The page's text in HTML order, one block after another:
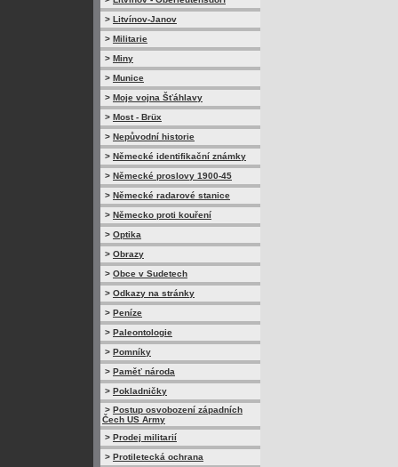
> Litvínov-Janov
> Militarie
> Miny
> Munice
> Moje vojna Šťáhlavy
> Most - Brüx
> Nepůvodní historie
> Německé identifikační známky
> Německé proslovy 1900-45
> Německé radarové stanice
> Německo proti kouření
> Optika
> Obrazy
> Obce v Sudetech
> Odkazy na stránky
> Peníze
> Paleontologie
> Pomníky
> Paměť národa
> Pokladničky
> Postup osvobození západních
Čech US Army
> Prodej militarií
> Protiletecká ochrana